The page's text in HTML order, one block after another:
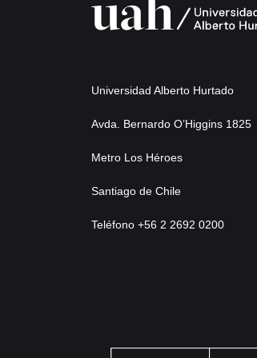
Universidad Alberto Hurtado
Avda. Bernardo O’Higgins 1825
Metro Los Héroes
Santiago de Chile
Teléfono +56 2 2692 0200